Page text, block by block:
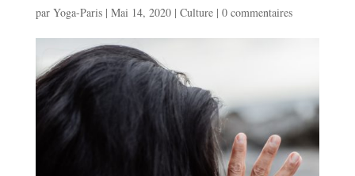
par Yoga-Paris| Mai 14, 2020| Culture| 0 commentaires